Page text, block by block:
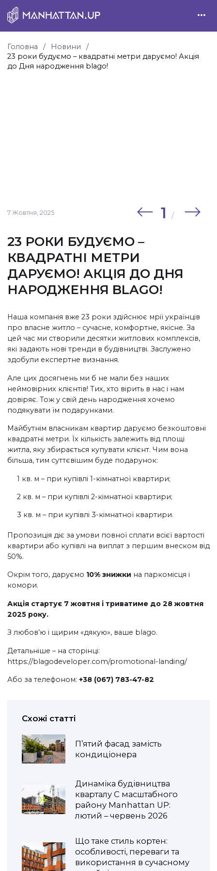
Головна
Новини
23 роки будуємо – квадратні метри даруємо! Акція
до Дня народження blago!
7 Жовтня, 2025 1 /
23 РОКИ БУДУЄМО –
КВАДРАТНІ МЕТРИ
ДАРУЄМО! АКЦІЯ ДО ДНЯ
НАРОДЖЕННЯ BLAGO!
Наша компанія вже 23 роки здійснює мрії українців
про власне житло – сучасне, комфортне, якісне. За
цей час ми створили десятки житлових комплексів,
які задають нові тренди в будівництві. Заслужено
здобули експертне визнання.
Але цих досягнень ми б не мали без наших
неймовірних клієнтів! Тих, хто вірить в нас і нам
довіряє. Тож у свій день народження хочемо
подякувати їм подарунками.
Майбутнім власникам квартир даруємо безкоштовні
квадратні метри. Їх кількість залежить від площі
житла, яку збирається купувати клієнт. Чим вона
більша, тим суттєвішим буде подарунок:
1 кв. м – при купівлі 1-кімнатної квартири;
2 кв. м – при купівлі 2-кімнатної квартири;
3 кв. м – при купівлі 3-кімнатної квартири.
Пропозиція діє за умови повної сплати всієї вартості
квартири або купівлі на виплат з першим внеском від
50%.
Окрім того, даруємо 10% знижки на паркомісця і
комори.
Акція стартує 7 жовтня і триватиме до 28 жовтня
2025 року.
З любов’ю і щирим «дякую», ваше blago.
Детальніше – на сторінці:
https://blagodeveloper.com/promotional-landing/
Або за телефоном: +38 (067) 783-47-82
Схожі статті
П’ятий фасад замість
кондиціонера
Динаміка будівництва
кварталу С масштабного
району Manhattan UP:
лютий – червень 2026
Що таке стиль кортен:
особливості, переваги та
використання в сучасному